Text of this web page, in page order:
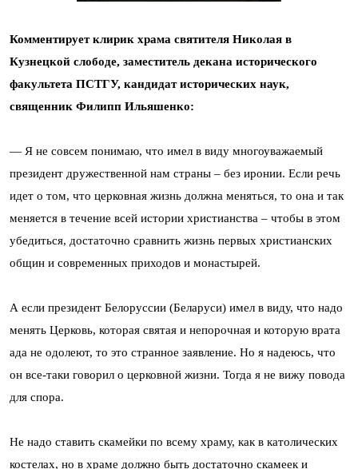
Комментирует клирик храма святителя Николая в
Кузнецкой слободе, заместитель декана исторического
факультета ПСТГУ, кандидат исторических наук,
священник Филипп Ильяшенко:
— Я не совсем понимаю, что имел в виду многоуважаемый
президент дружественной нам страны – без иронии. Если речь
идет о том, что церковная жизнь должна меняться, то она и так
меняется в течение всей истории христианства – чтобы в этом
убедиться, достаточно сравнить жизнь первых христианских
общин и современных приходов и монастырей.
А если президент Белоруссии (Беларуси) имел в виду, что надо
менять Церковь, которая святая и непорочная и которую врата
ада не одолеют, то это странное заявление. Но я надеюсь, что
он все-таки говорил о церковной жизни. Тогда я не вижу повода
для спора.
Не надо ставить скамейки по всему храму, как в католических
костелах, но в храме должно быть достаточно скамеек и